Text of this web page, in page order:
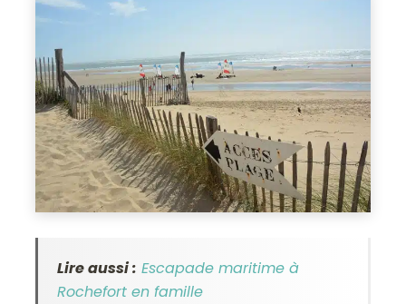
Lire aussi : Escapade maritime à
Rochefort en famille